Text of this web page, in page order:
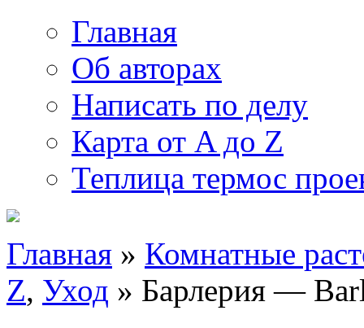
Главная
Об авторах
Написать по делу
Карта от A до Z
Теплица термос
Главная » Комнатные
Z, Уход » Барлерия —